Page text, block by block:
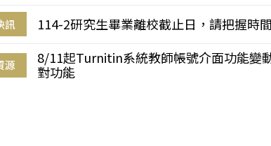
訊 114-2研究生畢業離校截止日，請把握時
源
8/11起Turnitin系統教師帳號介面功能變
對功能